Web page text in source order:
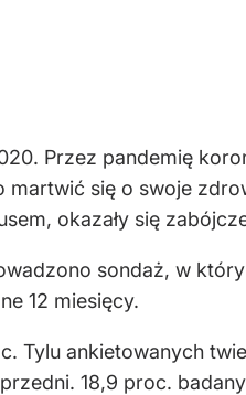
Przez pandemię
martwić się o swoje
okazały się
sondaż, w
12 miesięcy.
Tylu ankietowanych
18,9 proc.